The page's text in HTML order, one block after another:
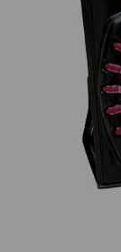
Kamínky